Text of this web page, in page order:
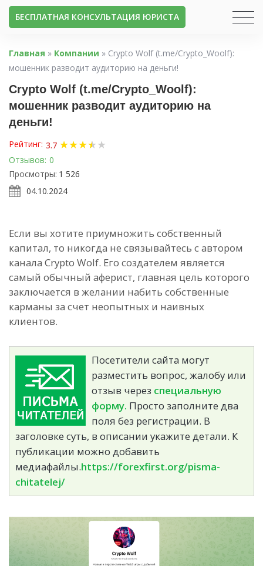
БЕСПЛАТНАЯ КОНСУЛЬТАЦИЯ ЮРИСТА
Главная » Компании » Crypto Wolf (t.me/Crypto_Woolf):
мошенник разводит аудиторию на деньги!
Crypto Wolf (t.me/Crypto_Woolf):
мошенник разводит аудиторию на
деньги!
Рейтинг: 3.7 ★★★★
★★
Отзывов: 0
Просмотры: 1 526
04.10.2024
Если вы хотите приумножить собственный
капитал, то никогда не связывайтесь с автором
канала Crypto Wolf. Его создателем является
самый обычный аферист, главная цель которого
заключается в желании набить собственные
карманы за счет неопытных и наивных
клиентов.
Посетители сайта могут
разместить вопрос, жалобу или
отзыв через специальную
форму. Просто заполните два
поля без регистрации. В
заголовке суть, в описании укажите детали. К
публикации можно добавить
медиафайлы.https://forexfirst.org/pisma-
chitatelej/